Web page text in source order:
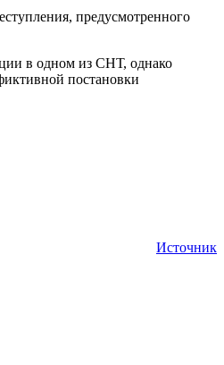
предусмотренного
в одном из СНТ, однако
постановки
Источник